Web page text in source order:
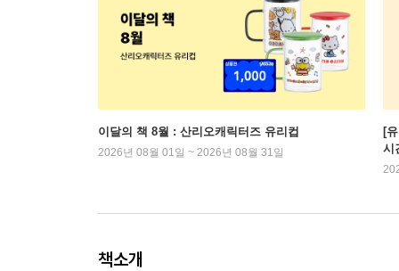
이달의 책 8월 : 산리오캐릭터즈 유리컵
2026년 08월 01일 ~ 2026년 08월 31일
[
시
책소개